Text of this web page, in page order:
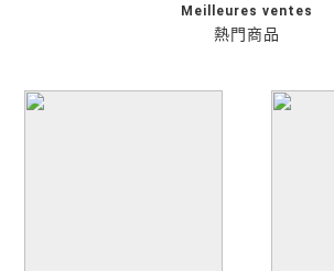
熱門商品
Meilleures ventes